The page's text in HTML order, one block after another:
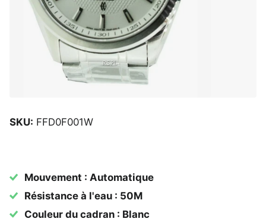
SKU: FFD0F001W
Mouvement : Automatique
Résistance à l'eau : 50M
Couleur du cadran : Blanc